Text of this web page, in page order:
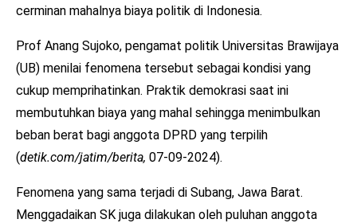
cerminan mahalnya biaya politik di Indonesia.
Prof Anang Sujoko, pengamat politik Universitas Brawijaya
(UB) menilai fenomena tersebut sebagai kondisi yang
cukup memprihatinkan. Praktik demokrasi saat ini
membutuhkan biaya yang mahal sehingga menimbulkan
beban berat bagi anggota DPRD yang terpilih
(detik.com/jatim/berita, 07-09-2024).
Fenomena yang sama terjadi di Subang, Jawa Barat.
Menggadaikan SK juga dilakukan oleh puluhan anggota